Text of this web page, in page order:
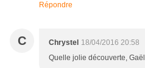
Répondre
C Chrystel 18/04/2016 20:58
Quelle jolie découverte,